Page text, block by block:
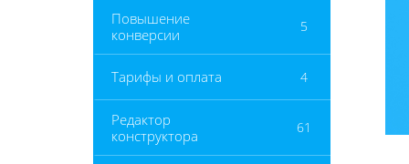
Повышение
конверсии
5
Тарифы и оплата 4
Редактор
конструктора
61